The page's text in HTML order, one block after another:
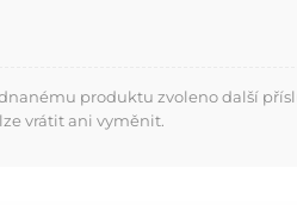
produktu zvoleno další
vrátit ani vyměnit.